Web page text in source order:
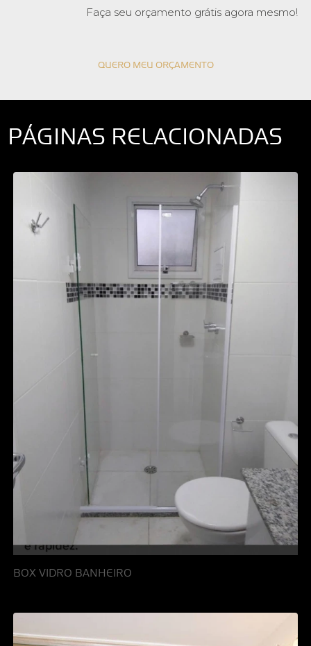
Faça seu orçamento grátis agora mesmo!
QUERO MEU ORÇAMENTO
PÁGINAS RELACIONADAS
BOX VIDRO BANHEIRO